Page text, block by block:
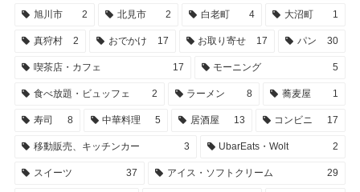
旭川市 2 北見市 2 白老町 4 大沼町 1
真狩村 2 おでかけ 17 お取り寄せ 17 パン 30
喫茶店・カフェ 17 モーニング 5
食べ放題・ビュッフェ 2 ラーメン 8 蕎麦屋 1
寿司 8 中華料理 5 居酒屋 13 コンビニ 17
移動販売、キッチンカー 3 UbarEats・Wolt 2
スイーツ 37 アイス・ソフトクリーム 29